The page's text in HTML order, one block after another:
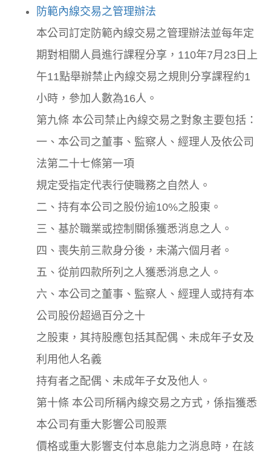
防範內線交易之管理辦法
本公司訂定防範內線交易之管理辦法並每年定
期對相關人員進行課程分享，110年7月23日上
午11點舉辦禁止內線交易之規則分享課程約1
小時，參加人數為16人。
第九條 本公司禁止內線交易之對象主要包括：
一、本公司之董事、監察人、經理人及依公司
法第二十七條第一項
規定受指定代表行使職務之自然人。
二、持有本公司之股份逾10%之股東。
三、基於職業或控制關係獲悉消息之人。
四、喪失前三款身分後，未滿六個月者。
五、從前四款所列之人獲悉消息之人。
六、本公司之董事、監察人、經理人或持有本
公司股份超過百分之十
之股東，其持股應包括其配偶、未成年子女及
利用他人名義
持有者之配偶、未成年子女及他人。
第十條 本公司所稱內線交易之方式，係指獲悉
本公司有重大影響公司股票
價格或重大影響支付本息能力之消息時，在該